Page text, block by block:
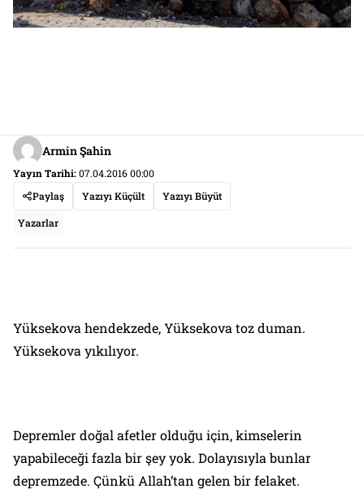
Armin Şahin
Yayın Tarihi:07.04.2016 00:00
Paylaş
Yazıyı Küçült Yazıyı Büyüt
Yazarlar
Yüksekova hendekzede, Yüksekova toz duman.
Yüksekova yıkılıyor.
Depremler doğal afetler olduğu için, kimselerin
yapabileceği fazla bir şey yok. Dolayısıyla bunlar
depremzede. Çünkü Allah’tan gelen bir felaket.